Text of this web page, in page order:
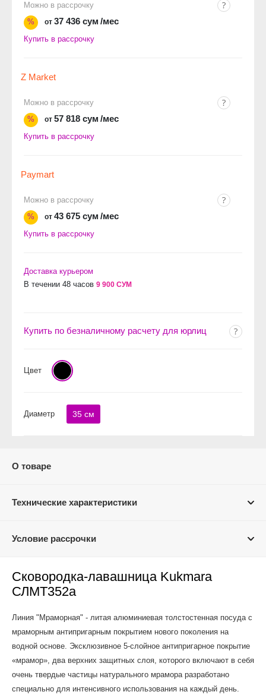
Можно в рассрочку
%
от 37 436 сум /мес
Купить в рассрочку
Z Market
Можно в рассрочку
%
от 57 818 сум /мес
Купить в рассрочку
Paymart
Можно в рассрочку
%
от 43 675 сум /мес
Купить в рассрочку
Доставка курьером
В течении 48 часов 9 900 СУМ
Купить по безналичному расчету для юрлиц
Цвет
Диаметр 35 см
О товаре
Технические характеристики
Условие рассрочки
Сковородка-лавашница Kukmara
СЛМТ352а
Линия "Мраморная" - литая алюминиевая толстостенная посуда с
мраморным антипригарным покрытием нового поколения на
водной основе. Эксклюзивное 5-слойное антипригарное покрытие
«мрамор», два верхних защитных слоя, которого включают в себя
очень твердые частицы натурального мрамора разработано
специально для интенсивного использования на каждый день.